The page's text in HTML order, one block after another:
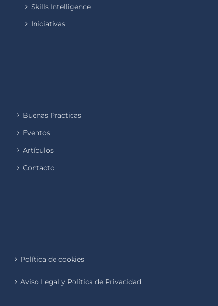
Skills Intelligence
Iniciativas
Buenas Practicas
Eventos
Artículos
Contacto
Política de cookies
Aviso Legal y Política de Privacidad